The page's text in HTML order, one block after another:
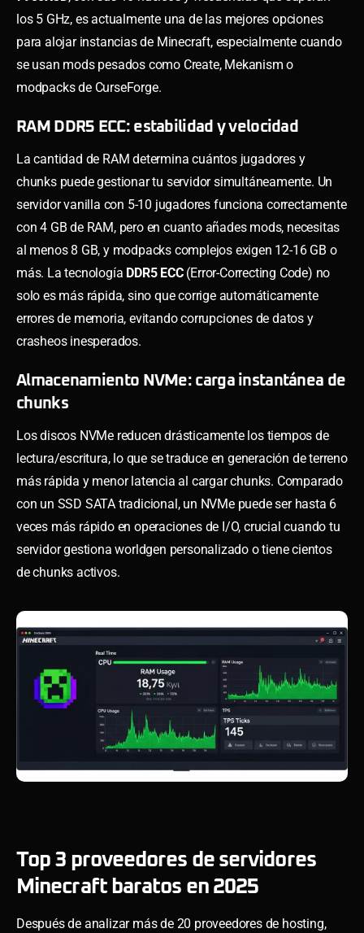
los 5 GHz, es actualmente una de las mejores opciones
para alojar instancias de Minecraft, especialmente cuando
se usan mods pesados como Create, Mekanism o
modpacks de CurseForge.
RAM DDR5 ECC: estabilidad y velocidad
La cantidad de RAM determina cuántos jugadores y
chunks puede gestionar tu servidor simultáneamente. Un
servidor vanilla con 5-10 jugadores funciona correctamente
con 4 GB de RAM, pero en cuanto añades mods, necesitas
al menos 8 GB, y modpacks complejos exigen 12-16 GB o
más. La tecnología DDR5 ECC(Error-Correcting Code) no
solo es más rápida, sino que corrige automáticamente
errores de memoria, evitando corrupciones de datos y
crasheos inesperados.
Almacenamiento NVMe: carga instantánea de
chunks
Los discos NVMe reducen drásticamente los tiempos de
lectura/escritura, lo que se traduce en generación de terreno
más rápida y menor latencia al cargar chunks. Comparado
con un SSD SATA tradicional, un NVMe puede ser hasta 6
veces más rápido en operaciones de I/O, crucial cuando tu
servidor gestiona worldgen personalizado o tiene cientos
de chunks activos.
Top 3 proveedores de servidores
Minecraft baratos en 2025
Después de analizar más de 20 proveedores de hosting,